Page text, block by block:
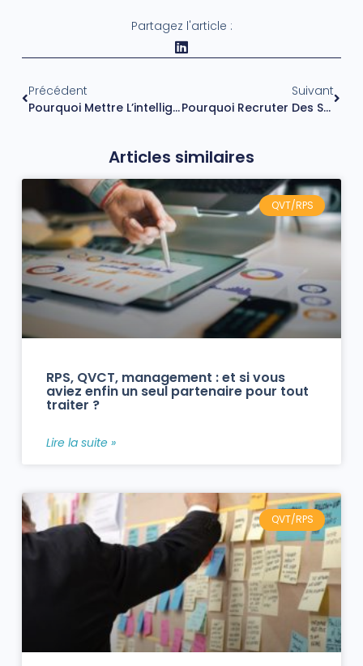
Partagez l'article :
Précédent
Pourquoi Mettre L’intelligence Collective Au Service De L’entreprise
Suivant
Pourquoi Recruter Des Seniors En Entreprise ?
Articles similaires
QVT/RPS
RPS, QVCT, management : et si vous
aviez enfin un seul partenaire pour tout
traiter ?
Lire la suite »
QVT/RPS